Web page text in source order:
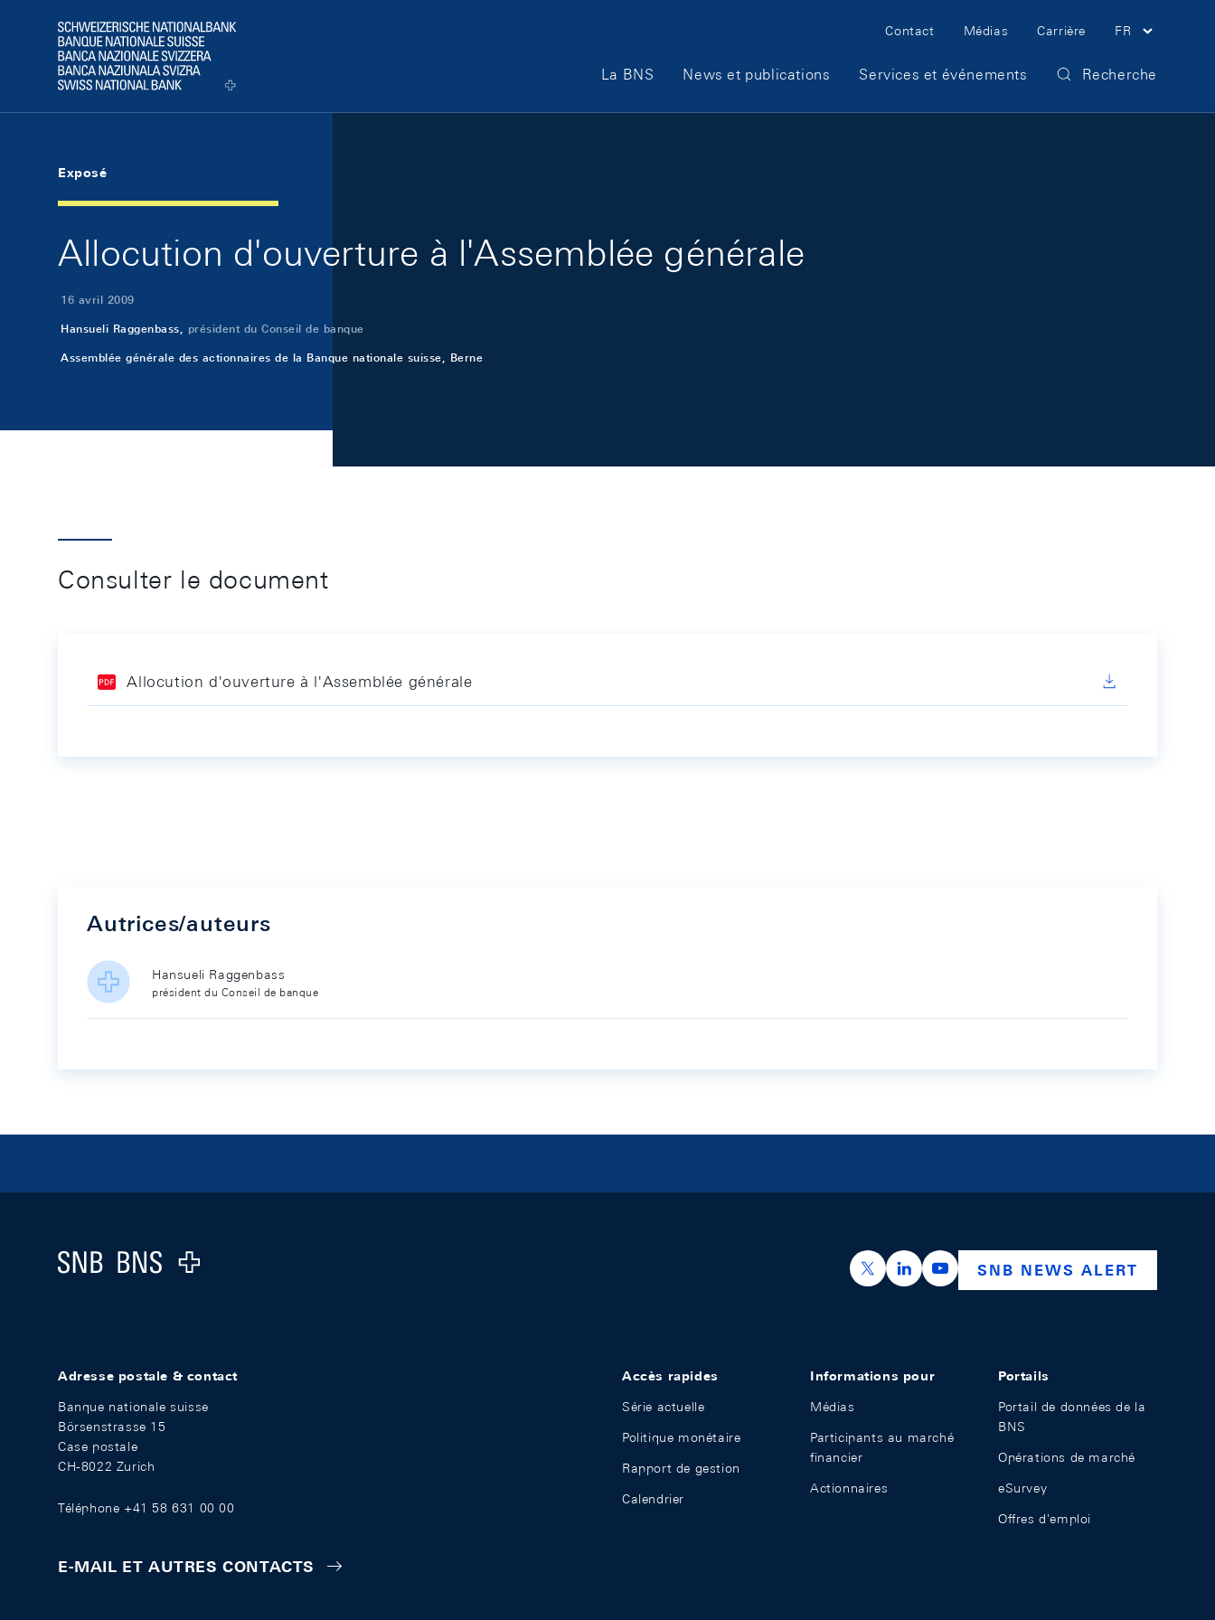
Logo
Meta Navigation
Contact Médias Carrière FR
Main Navigation
La BNS News et publications Services et événements Recherche
Exposé
Allocution d'ouverture à l'Assemblée générale
16 avril 2009
Hansueli Raggenbass, président du Conseil de banque
Assemblée générale des actionnaires de la Banque nationale suisse, Berne
Consulter le document
Allocution d'ouverture à l'Assemblée générale
Autrices/auteurs
Hansueli Raggenbass
président du Conseil de banque
Logo
https://x.com/snb_bns
https://ch.linkedin.com/company/swiss-
https://www.youtube.com/
SNB NEWS ALERT
Adresse postale & contact
Banque nationale suisse
Börsenstrasse 15
Case postale
CH-8022 Zurich
Téléphone +41 58 631 00 00
E-MAIL ET AUTRES CONTACTS
Accès rapides
Série actuelle
Politique monétaire
Rapport de gestion
Calendrier
Informations pour
Médias
Participants au marché
financier
Actionnaires
Portails
Portail de données de la
BNS
Opérations de marché
eSurvey
Offres d'emploi